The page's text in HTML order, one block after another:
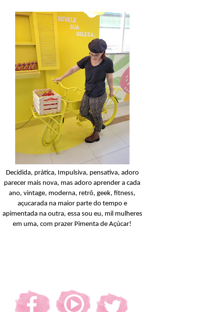
Condicionador
Açucarando: Shampoo
Condicionador Novex
Decidida, prática, Impulsiva, pensativa, adoro
parecer mais nova, mas adoro aprender a cada
ano, vintage, moderna, retrô, geek, fitness,
açucarada na maior parte do tempo e
apimentada na outra, essa sou eu, mil mulheres
em uma, com prazer Pimenta de Açúcar!